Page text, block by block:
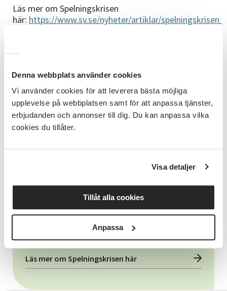
Denna webbplats använder cookies
Vi använder cookies för att leverera bästa möjliga
upplevelse på webbplatsen samt för att anpassa tjänster,
erbjudanden och annonser till dig. Du kan anpassa vilka
cookies du tillåter.
Visa detaljer
Tillåt alla cookies
Anpassa
Läs mer om Spelningskrisen
här: https://www.sv.se/nyheter/artiklar/spelningskrisen
Verksamhetsansvarig / Kommunikatör / Webb
Kenny Lundström
Relaterade länkar
Läs mer om Spelningskrisen här